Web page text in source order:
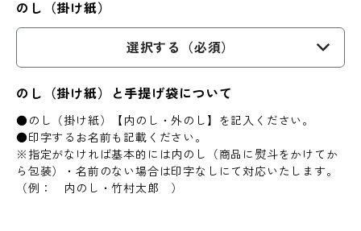
のし（掛け紙）
選択する（必須）
のし（掛け紙）と手提げ袋について
●のし（掛け紙）【内のし・外のし】を記入ください。
●印字するお名前も記載ください。
※指定がなければ基本的には内のし（商品に熨斗をかけてか
ら包装）・名前のない場合は印字なしにて対応いたします。
（例： 内のし・竹村太郎 ）